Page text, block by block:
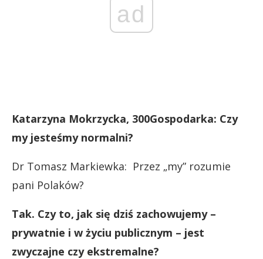
ad
Katarzyna Mokrzycka, 300Gospodarka: Czy
my jesteśmy normalni?
Dr Tomasz Markiewka: Przez „my” rozumie
pani Polaków?
Tak. Czy to, jak się dziś zachowujemy –
prywatnie i w życiu publicznym – jest
zwyczajne czy ekstremalne?